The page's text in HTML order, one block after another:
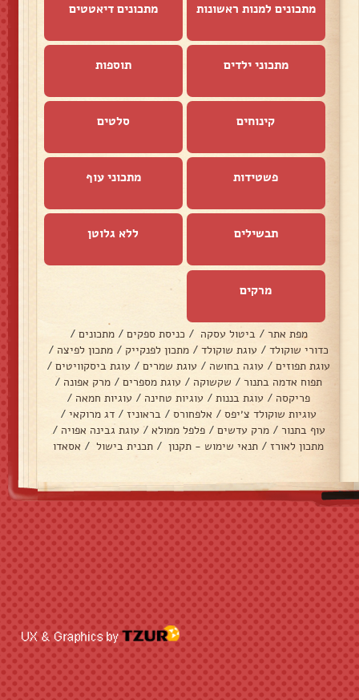
מתכונים למנות ראשונות מתכונים דיאטטים
מתכוני ילדים תוספות
קינוחים סלטים
פשטידות מתכוני עוף
תבשילים ללא גלוטן
מרקים
מפת אתר / ביטול עסקה / כניסת ספקים / מתכונים /
כדורי שוקולד / עוגת שוקולד / מתכון לפנקייק / מתכון לפיצה /
עוגת תפוזים / עוגה בחושה / עוגת שמרים / עוגת ביסקוויטים /
תפוח אדמה בתנור / שקשוקה / עוגת מספרים / מרק אפונה /
פריקסה / עוגת בננות / עוגיות טחינה / עוגיות חמאה /
עוגיות שוקולד צ׳יפס / אלפחורס / בראוניז / דג מרוקאי /
עוף בתנור / מרק עדשים / פלפל ממולא / עוגת גבינה אפויה /
מתכון לאורז / תנאי שימוש - תקנון / תכנית בישול / אסאדו